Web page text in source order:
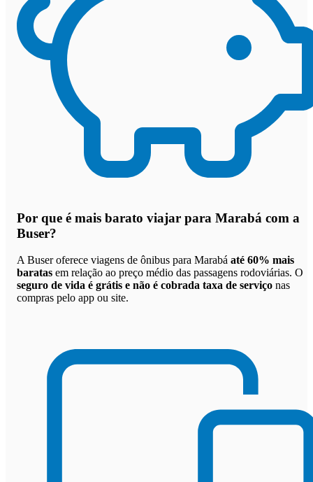
Por que é mais barato viajar para Marabá com a
Buser?
A Buser oferece viagens de ônibus para Marabá até 60% mais
baratas em relação ao preço médio das passagens rodoviárias. O
seguro de vida é grátis e não é cobrada taxa de serviço nas
compras pelo app ou site.